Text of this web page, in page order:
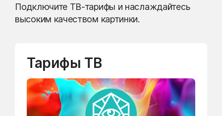
Подключите ТВ-тарифы и наслаждайтесь
высоким качеством картинки.
Тарифы ТВ